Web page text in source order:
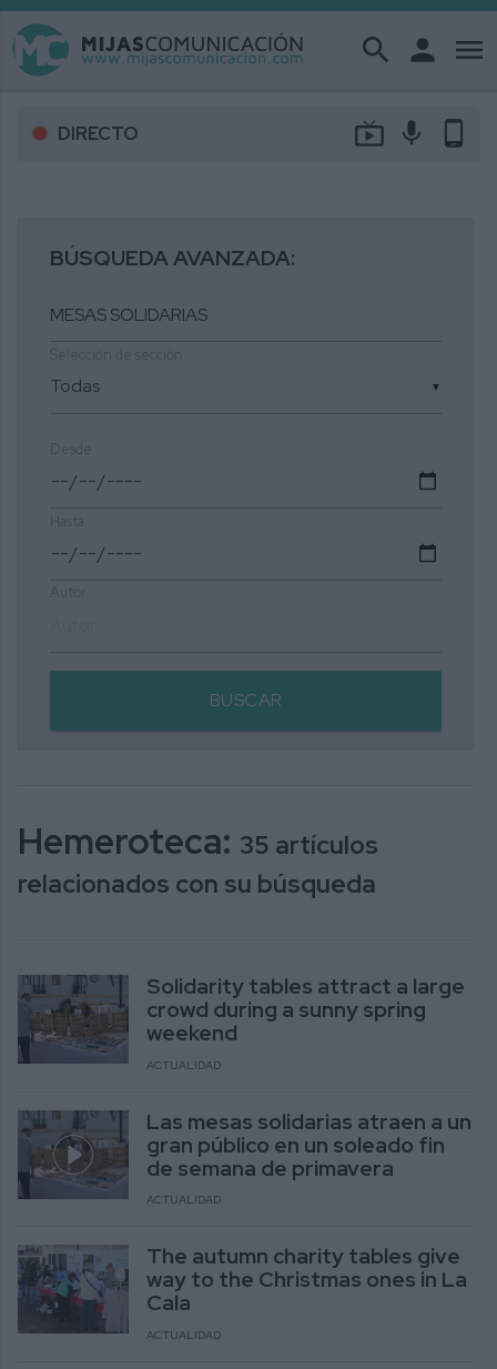
search person menu
DIRECTO live_tv mic phone_android
BÚSQUEDA AVANZADA:
▼
BUSCAR
Hemeroteca: 35 artículos
relacionados con su búsqueda
Solidarity tables attract a large
crowd during a sunny spring
weekend
ACTUALIDAD
Las mesas solidarias atraen a un
gran público en un soleado fin
de semana de primavera
ACTUALIDAD
The autumn charity tables give
way to the Christmas ones in La
Cala
ACTUALIDAD